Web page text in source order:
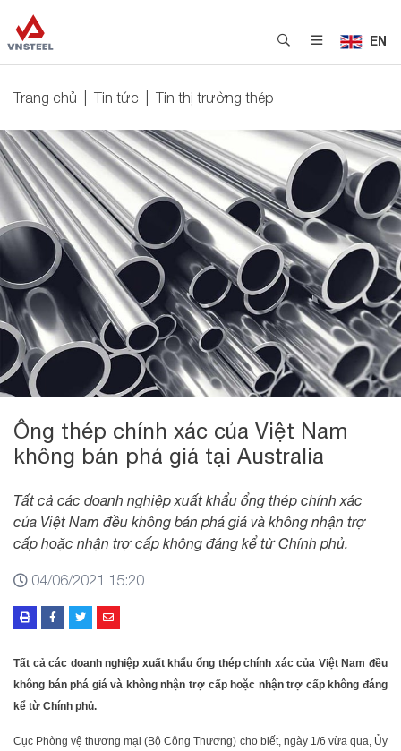
EN
Trang chủ Tin tức Tin thị trường thép
Ông thép chính xác của Việt Nam
không bán phá giá tại Australia
Tất cả các doanh nghiệp xuất khẩu ổng thép chính xác
của Việt Nam đều không bán phá giá và không nhận trợ
cấp hoặc nhận trợ cấp không đáng kể từ Chính phủ.
04/06/2021 15:20
Tất cả các doanh nghiệp xuất khẩu ổng thép chính xác của Việt Nam đều
không bán phá giá và không nhận trợ cấp hoặc nhận trợ cấp không đáng
kể từ Chính phủ.
Cục Phòng vệ thương mại (Bộ Công Thương) cho biết, ngày 1/6 vừa qua, Ủy